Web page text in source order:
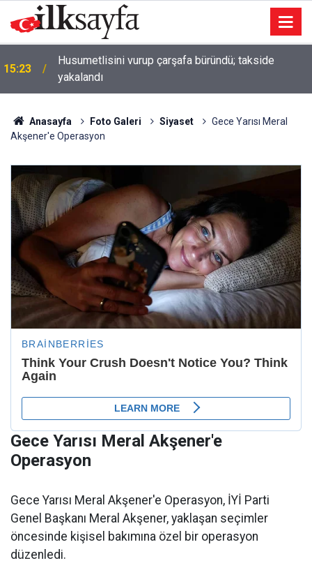
15:23
Husumetlisini vurup çarşafa büründü; takside
yakalandı
Anasayfa Foto Galeri Siyaset
Gece Yarısı Meral
Akşener'e Operasyon
Gece Yarısı Meral Akşener'e
Operasyon
Gece Yarısı Meral Akşener'e Operasyon, İYİ Parti
Genel Başkanı Meral Akşener, yaklaşan seçimler
öncesinde kişisel bakımına özel bir operasyon
düzenledi.